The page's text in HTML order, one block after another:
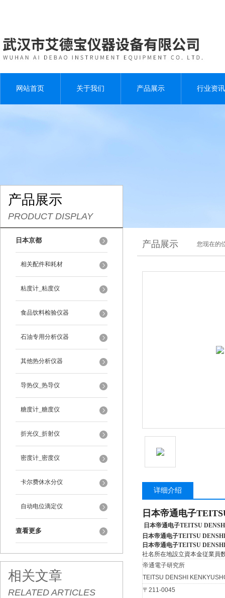
网站首页 关于我们 产品展示 行业资讯
产品展示
PRODUCT DISPLAY
日本京都
相关配件和耗材
粘度计_粘度仪
食品饮料检验仪器
石油专用分析仪器
其他热分析仪器
导热仪_热导仪
糖度计_糖度仪
折光仪_折射仪
密度计_密度仪
卡尔费休水分仪
自动电位滴定仪
查看更多
相关文章
RELATED ARTICLES
产品展示 您现在的
详细介绍
日本帝通电子
日本帝通电子TEITSU
日本帝通电子TEITSU
日本帝通电子TEITSU
社名所在地設立資本金従業員
帝通電子研究所
TEITSU DENSHI
〒211-0045